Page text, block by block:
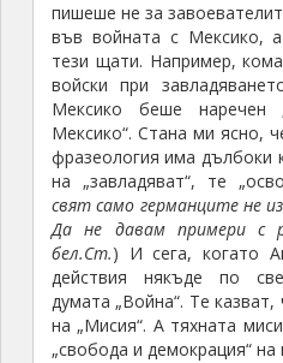
пишеше не за
във войната с Мексико,
тези щати. Например,
войски при
Мексико беше наречен
Мексико“. Стана ми ясно,
фразеология има
на „завладяват“, те
свят само германците не
Да не давам примери с
бел.Ст.) И сега, когато
действия някъде по
думата „Война“. Те
на „Мисия“. А тяхната
„свобода и демокрация“ на